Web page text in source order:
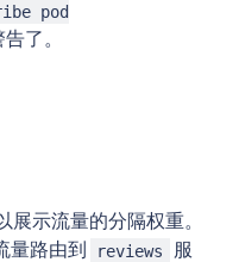
pod
了。
展示流量的分隔权重。
量路由到
reviews
服